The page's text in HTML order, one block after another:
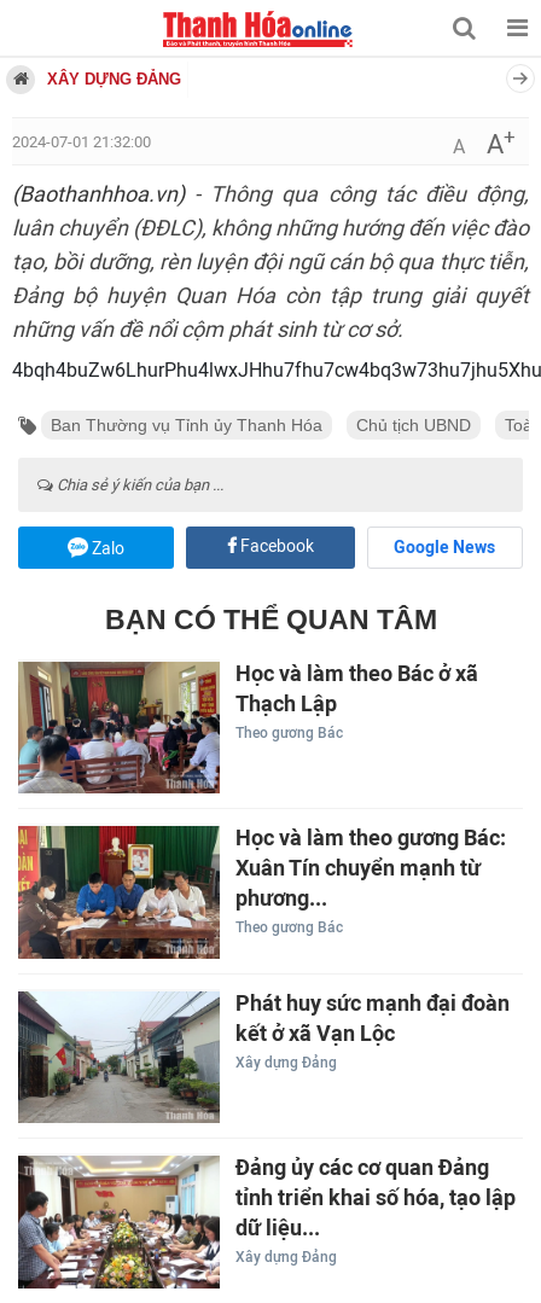
XÂY DỰNG ĐẢNG
2024-07-01 21:32:00 A A+
(Baothanhhoa.vn)- Thông qua công tác điều động,
luân chuyển (ĐĐLC), không những hướng đến việc đào
tạo, bồi dưỡng, rèn luyện đội ngũ cán bộ qua thực tiễn,
Đảng bộ huyện Quan Hóa còn tập trung giải quyết
những vấn đề nổi cộm phát sinh từ cơ sở.
Ban Thường vụ Tỉnh ủy Thanh Hóa Chủ tịch UBND
Chia sẻ ý kiến của bạn ...
Zalo Facebook Google News
BẠN CÓ THỂ QUAN TÂM
Học và làm theo Bác ở xã
Thạch Lập
Theo gương Bác
Học và làm theo gương Bác:
Xuân Tín chuyển mạnh từ
phương...
Theo gương Bác
Phát huy sức mạnh đại đoàn
kết ở xã Vạn Lộc
Xây dựng Đảng
Đảng ủy các cơ quan Đảng
tỉnh triển khai số hóa, tạo lập
dữ liệu...
Xây dựng Đảng